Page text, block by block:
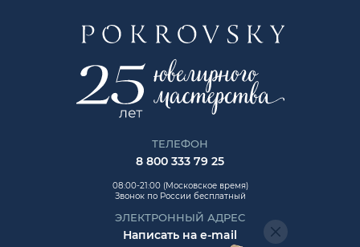
ТЕЛЕФОН
8 800 333 79 25
08:00-21:00 (Московское время)
Звонок по России бесплатный
ЭЛЕКТРОННЫЙ АДРЕС
Написать на e-mail